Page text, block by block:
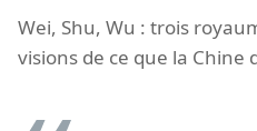
Wei, Shu, Wu : trois
visions de ce que la Chine